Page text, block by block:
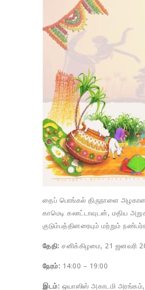
தைப் பொங்கல் திருநாளை அழகான
காமெடி கலாட்டாவுடன், மதிய
குடும்பத்தினரையும் மற்றும்
தேதி: சனிக்கிழமை, 21 ஜனவரி
நேரம்: 14:00 – 19:00
இடம்: ஒயாஸிஸ் அகாடமி அரங்கம்,